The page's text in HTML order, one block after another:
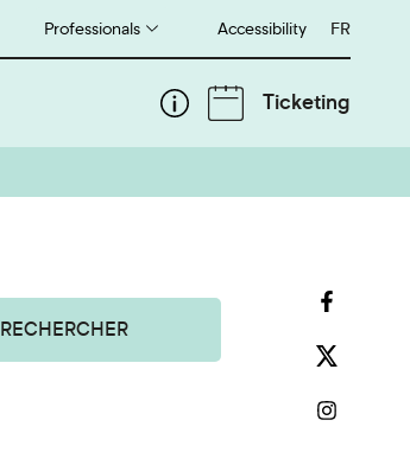
Professionals Accessibility Français
FR
Ticketing
RECHERCHER